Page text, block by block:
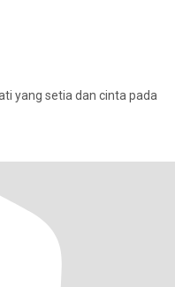
yang setia dan cinta pada